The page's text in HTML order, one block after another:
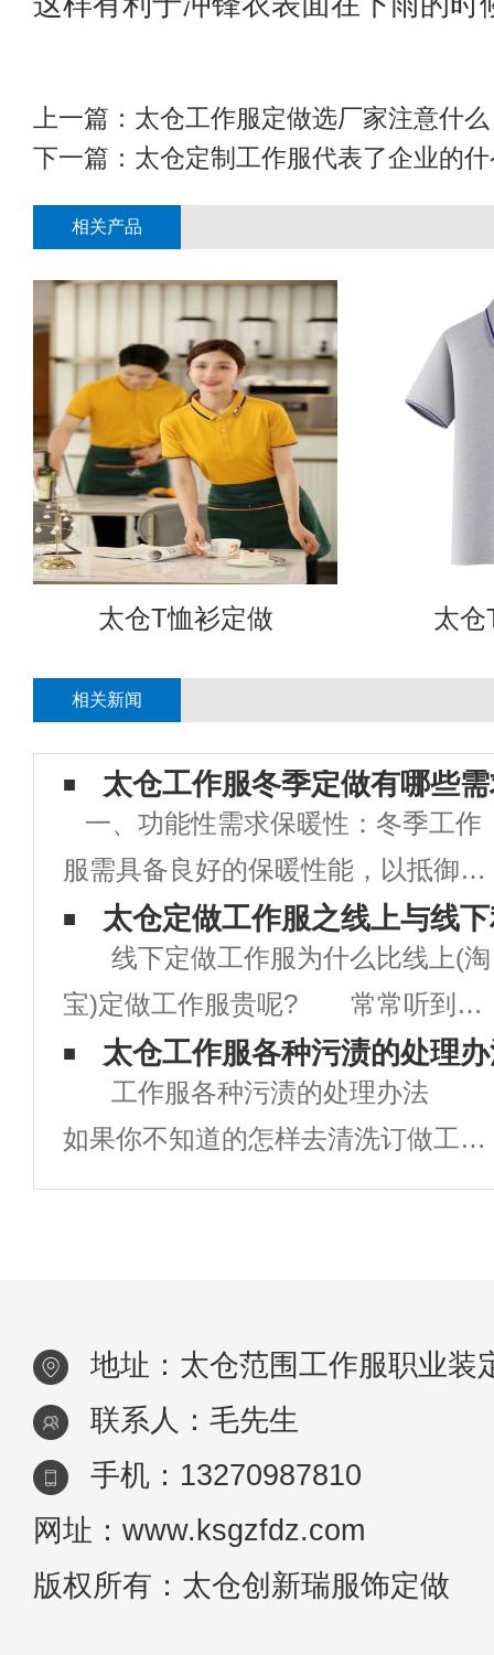
上一篇： 太仓工作服定做选厂家注意什么
下一篇： 太仓定制工作服代表了企业的
相关产品
太仓T恤衫定做 太仓
相关新闻
太仓工作服冬季定做有哪些
一、功能性需求保暖性：冬季工作
服需具备良好的保暖性能，以抵御寒
冷天气对员工身体的影响。可选用保
暖性能好的面料，如棉、羽绒、人造
纤维等，并增加内衬或填充物以增强
保暖效果。防风防水：部分工作环境
可能伴有风
太仓定做工作服之线上与线
线下定做工作服为什么比线上(淘
宝)定做工作服贵呢? 常常听到客
户说：“你们定做工作服比淘名贵多
了”。 线下定做一批工作服的程
序 1、面料裁剪 客户指定规
格的面料，依照个人身形量制的尺寸
太仓工作服各种污渍的处理
工作服各种污渍的处理办法
如果你不知道的怎样去清洗订做工作
服的清洗及处理方法的话，在上班生
喝咖啡的习
地址：太仓范围工作服职业装
联系人：毛先生
手机：13270987810
网址：www.ksgzfdz.com
版权所有：太仓创新瑞服饰定做